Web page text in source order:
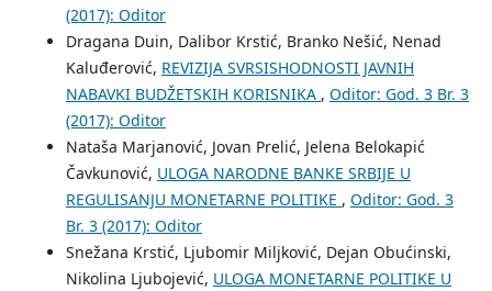
(2017): Oditor
Dragana Duin, Dalibor Krstić, Branko Nešić, Nenad
Kaluđerović, REVIZIJA SVRSISHODNOSTI JAVNIH
NABAVKI BUDŽETSKIH KORISNIKA , Oditor: God. 3 Br. 3
(2017): Oditor
Nataša Marjanović, Jovan Prelić, Jelena Belokapić
Čavkunović, ULOGA NARODNE BANKE SRBIJE U
REGULISANJU MONETARNE POLITIKE , Oditor: God. 3
Br. 3 (2017): Oditor
Snežana Krstić, Ljubomir Miljković, Dejan Obućinski,
Nikolina Ljubojević, ULOGA MONETARNE POLITIKE U